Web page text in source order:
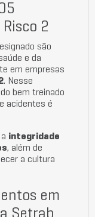
2
são
e da
em empresas
. Nesse
bem treinado
acidentes é
integridade
, além de
a cultura
em